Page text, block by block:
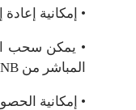
• إمكانية
المباشر من QNB الأهلي
• إمكانية